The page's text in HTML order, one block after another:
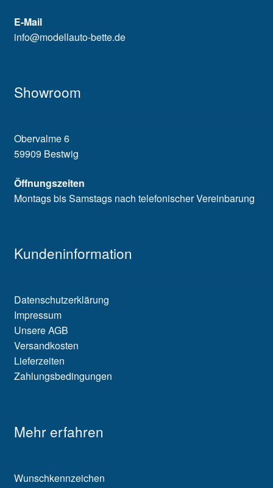
E-Mail
info@modellauto-bette.de
Showroom
Obervalme 6
59909 Bestwig
Öffnungszeiten
Montags bis Samstags nach telefonischer Vereinbarung
Kundeninformation
Datenschutzerklärung
Impressum
Unsere AGB
Versandkosten
Lieferzeiten
Zahlungsbedingungen
Mehr erfahren
Wunschkennzeichen